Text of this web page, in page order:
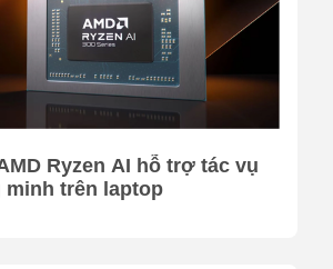
Off Black (Đen)
Windows 11 Home bản
quyền
Ryzen AI hỗ trợ tác vụ
minh trên laptop